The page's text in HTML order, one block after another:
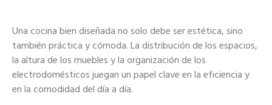
Una cocina bien diseñada no solo debe ser estética, sino
también práctica y cómoda. La distribución de los espacios,
la altura de los muebles y la organización de los
electrodomésticos juegan un papel clave en la eficiencia y
en la comodidad del día a día.